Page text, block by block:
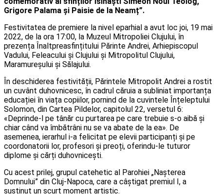
Grigore Palama și Paisie de la Neamț”.
Festivitatea de premiere la nivel eparhial a avut loc joi, 19 mai
2022, de la ora 17:00, la Muzeul Mitropoliei Clujului, în
prezența Înaltpreasfințitului Părinte Andrei, Arhiepiscopul
Vadului, Feleacului și Clujului și Mitropolitul Clujului,
Maramureșului și Sălajului.
În deschiderea festivității, Părintele Mitropolit Andrei a rostit
un cuvânt duhovnicesc, în cadrul căruia a subliniat importanța
educației în viața copiilor, pornind de la cuvintele Înțeleptului
Solomon, din Cartea Pildelor, capitolul 22, versetul 6:
«Deprinde-l pe tânăr cu purtarea pe care trebuie s-o aibă și
chiar când va îmbătrâni nu se va abate de la ea». De
asemenea, ierarhul i-a felicitat pe elevii participanți și pe
coordonatorii lor, profesori și preoți, oferindu-le tuturor
diplome și cărți duhovnicești.
Cu acest prilej, grupul catehetic al Parohiei „Nașterea
Domnului” din Cluj-Napoca, care a câștigat premiul I, a
susținut un scurt moment artistic.